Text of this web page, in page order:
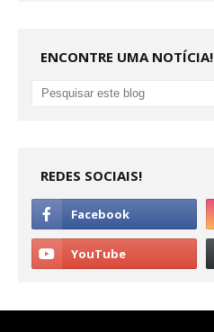
ENCONTRE UMA NOTÍCIA!
REDES SOCIAIS!